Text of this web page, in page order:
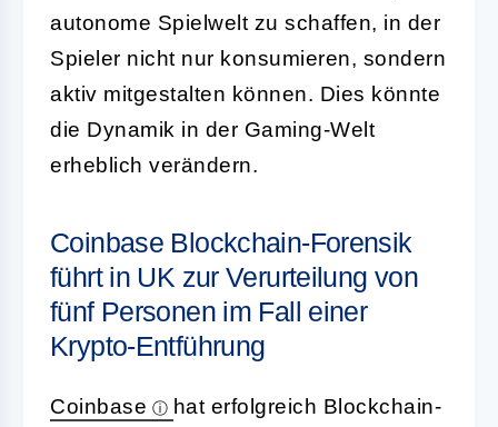
autonome Spielwelt zu schaffen, in der
Spieler nicht nur konsumieren, sondern
aktiv mitgestalten können. Dies könnte
die Dynamik in der Gaming-Welt
erheblich verändern.
Coinbase Blockchain-Forensik
führt in UK zur Verurteilung von
fünf Personen im Fall einer
Krypto-Entführung
Coinbase
hat erfolgreich Blockchain-